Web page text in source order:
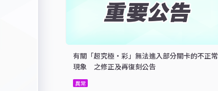
有關「超究極・彩」無法進入部分關卡的不正常
現象 之修正及再復刻公告
異常